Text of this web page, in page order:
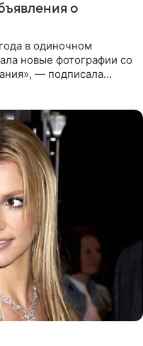
о
в одиночном
новые фотографии со
— подписала